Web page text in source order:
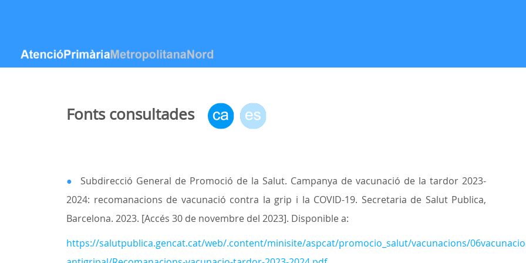
Fonts consultades
● Subdirecció General de Promoció de la Salut. Campanya de vacunació de la tardor 2023-
2024: recomanacions de vacunació contra la grip i la COVID-19. Secretaria de Salut Publica,
Barcelona. 2023. [Accés 30 de novembre del 2023]. Disponible a:
https://salutpublica.gencat.cat/web/.content/minisite/aspcat/promocio_salut/vacunacions/